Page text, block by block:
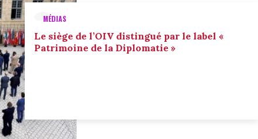
MÉDIAS
Le siège de l’OIV distingué par le label «
Patrimoine de la Diplomatie »